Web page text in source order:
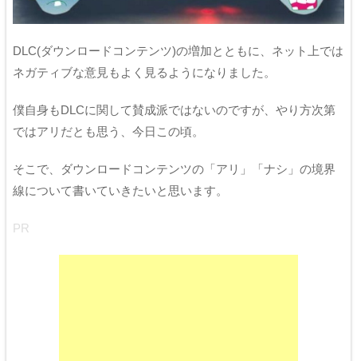
DLC(ダウンロードコンテンツ)の増加とともに、ネット上では
ネガティブな意見もよく見るようになりました。
僕自身もDLCに関して賛成派ではないのですが、やり方次第
ではアリだとも思う、今日この頃。
そこで、ダウンロードコンテンツの「アリ」「ナシ」の境界
線について書いていきたいと思います。
PR